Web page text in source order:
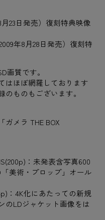
23日発売）復刻特典映像
年8月28日発売）復刻特
画質です。
はほぼ網羅しております
ものもございます。
メラ THE BOX
：未発表含写真600
美術・プロップ」オール
：4K化にあたっての新規
のLDジャケット画像をは